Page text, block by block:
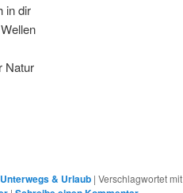
in dir
Natur
Unterwegs & Urlaub | Verschlagwortet mit